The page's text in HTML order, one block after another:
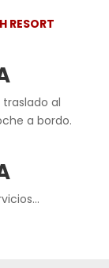
RESORT
al
a bordo.